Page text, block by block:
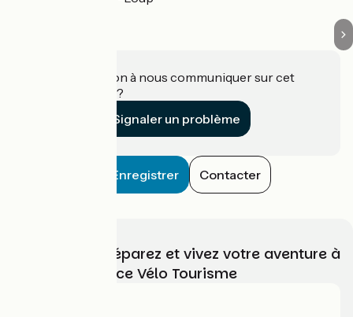
Une information à nous communiquer sur cet
établissement ?
Signaler un problème
Enregistrer Contacter
Choisissez, préparez et vivez votre aventure à
vélo avec France Vélo Tourisme